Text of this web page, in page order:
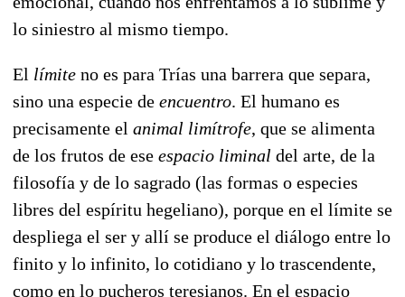
lo siniestro al mismo tiempo.
El límite no es para Trías una barrera que separa,
sino una especie de encuentro. El humano es
precisamente el animal limítrofe, que se alimenta
de los frutos de ese espacio liminal del arte, de la
filosofía y de lo sagrado (las formas o especies
libres del espíritu hegeliano), porque en el límite se
despliega el ser y allí se produce el diálogo entre lo
finito y lo infinito, lo cotidiano y lo trascendente,
como en lo pucheros teresianos. En el espacio